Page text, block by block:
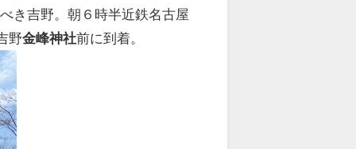
き吉野。朝６時半近鉄名古屋
野金峰神社前に到着。